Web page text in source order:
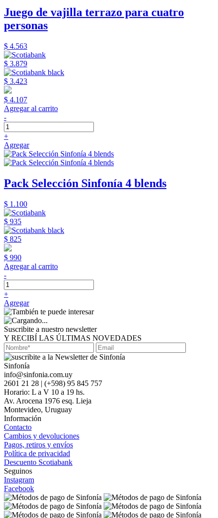
Juego de vajilla terrazo para cuatro
personas
$ 4.563
$ 3.879
$ 3.423
$ 4.107
Agregar al carrito
-
+
Agregar
Pack Selección Sinfonía 4 blends
$ 1.100
$ 935
$ 825
$ 990
Agregar al carrito
-
+
Agregar
Suscribite a nuestro newsletter
Y RECIBÍ LAS ÚLTIMAS NOVEDADES
Sinfonía
info@sinfonia.com.uy
2601 21 28 | (+598) 95 845 757
Horario: L a V 10 a 19 hs.
Av. Arocena 1976 esq. Lieja
Montevideo, Uruguay
Información
Contacto
Cambios y devoluciones
Pagos, retiros y envíos
Política de privacidad
Descuento Scotiabank
Seguinos
Instagram
Facebook